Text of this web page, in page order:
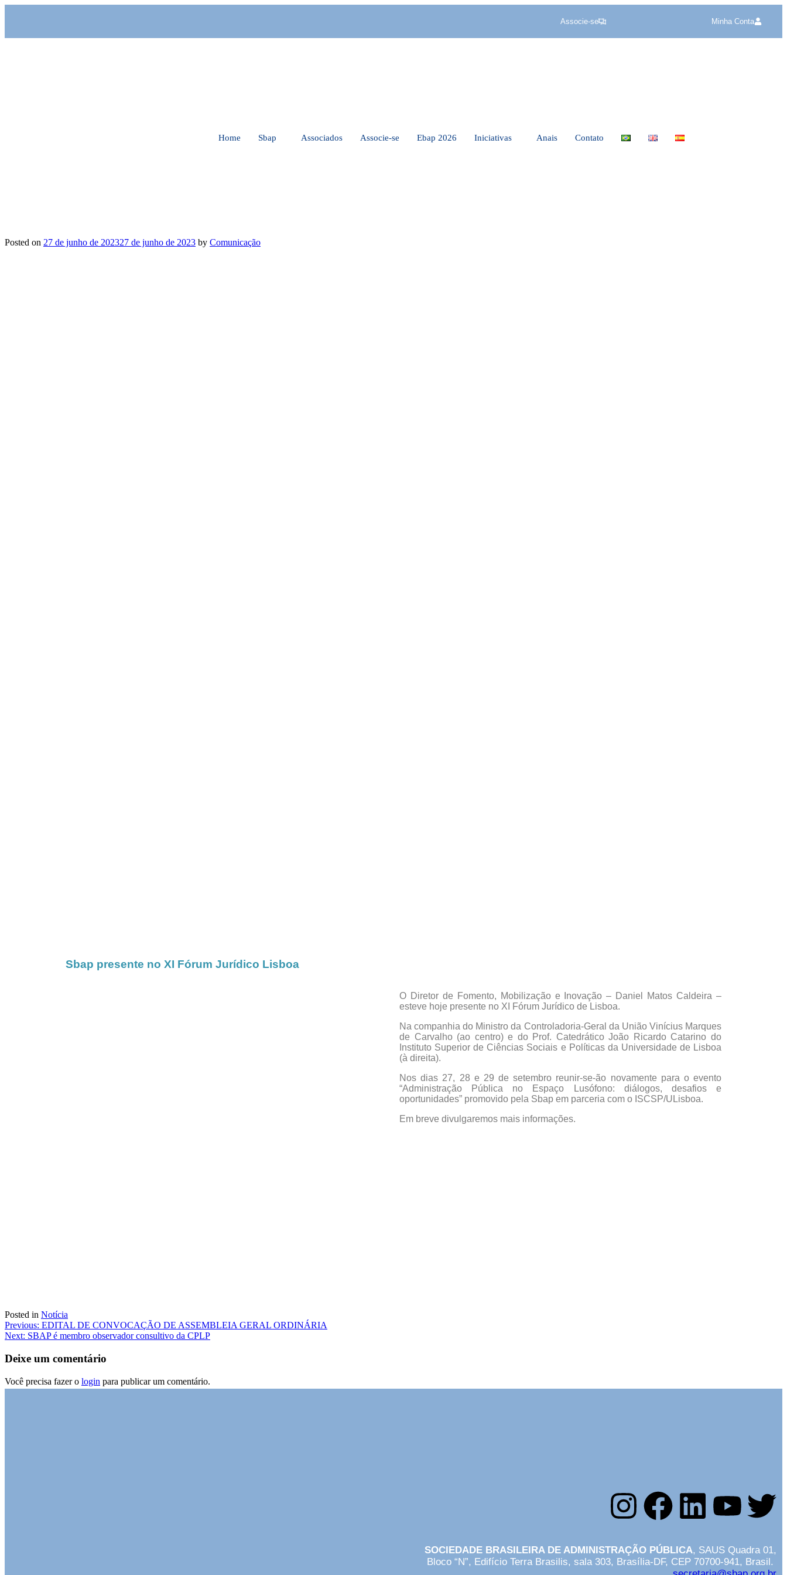
Associe-se Minha Conta
Home Sbap Associados Associe-se Ebap 2026 Iniciativas Anais Contato
Posted on 27 de junho de 202327 de junho de 2023 by Comunicação
Sbap presente no XI Fórum Jurídico Lisboa
O Diretor de Fomento, Mobilização e Inovação – Daniel Matos Caldeira –
esteve hoje presente no XI Fórum Jurídico de Lisboa.
Na companhia do Ministro da Controladoria-Geral da União Vinícius Marques
de Carvalho (ao centro) e do Prof. Catedrático João Ricardo Catarino do
Instituto Superior de Ciências Sociais e Políticas da Universidade de Lisboa
(à direita).
Nos dias 27, 28 e 29 de setembro reunir-se-ão novamente para o evento
“Administração Pública no Espaço Lusófono: diálogos, desafios e
oportunidades” promovido pela Sbap em parceria com o ISCSP/ULisboa.
Em breve divulgaremos mais informações.
Posted in Notícia
Previous: EDITAL DE CONVOCAÇÃO DE ASSEMBLEIA GERAL ORDINÁRIA
Next: SBAP é membro observador consultivo da CPLP
Deixe um comentário
Você precisa fazer o login para publicar um comentário.
SOCIEDADE BRASILEIRA DE ADMINISTRAÇÃO PÚBLICA, SAUS Quadra 01,
Bloco “N”, Edifício Terra Brasilis, sala 303, Brasília-DF, CEP 70700-941, Brasil.